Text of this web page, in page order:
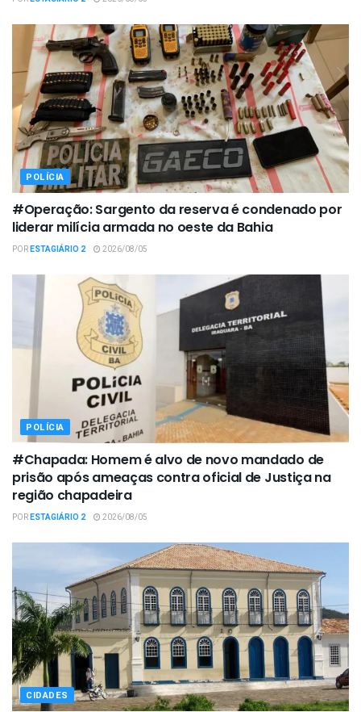
POLÍCIA
#Operação: Sargento da reserva é condenado por
liderar milícia armada no oeste da Bahia
PORESTAGIÁRIO 2 2026/08/05
POLÍCIA
#Chapada: Homem é alvo de novo mandado de
prisão após ameaças contra oficial de Justiça na
região chapadeira
PORESTAGIÁRIO 2 2026/08/05
CIDADES